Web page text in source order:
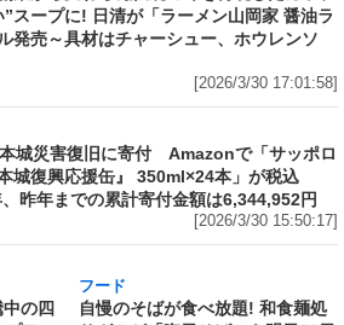
ド
メン山岡家監修で創業から変わらぬ伝統の
に! 日清が「ラーメン山岡家 醤油ラーメ
をリニューアル発売～具材はチャーシュ
[2026/3/30 17:01:58]
本城災害復旧に寄付 Amazonで「サッポロ
城復興応援缶』 350ml×24本」が税込